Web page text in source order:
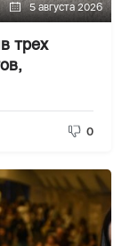
5 августа 2026
трех
0